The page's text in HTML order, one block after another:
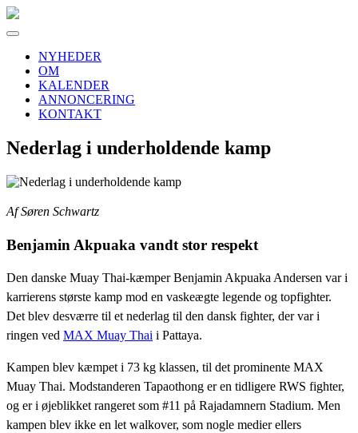
NYHEDER
OM
KALENDER
ANNONCERING
KONTAKT
Nederlag i underholdende kamp
Af Søren Schwartz
Benjamin Akpuaka vandt stor respekt
Den danske Muay Thai-kæmperBenjamin Akpuaka Andersen var i
karrierens største kamp mod en vaskeægte legende og topfighter.
Det blev desværre til et nederlag til den dansk fighter, der var i
ringen ved MAX Muay Thai i Pattaya.
Kampen blev kæmpet i 73 kg klassen, til det prominente MAX
Muay Thai. Modstanderen Tapaothong er en tidligere RWS fighter,
og er i øjeblikket rangeret som #11 på Rajadamnern Stadium. Men
kampen blev ikke en let walkover, som nogle medier ellers